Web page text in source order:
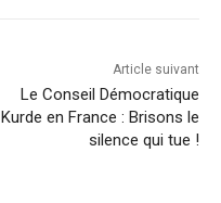
Article suivant
Le Conseil Démocratique
Kurde en France : Brisons le
silence qui tue !